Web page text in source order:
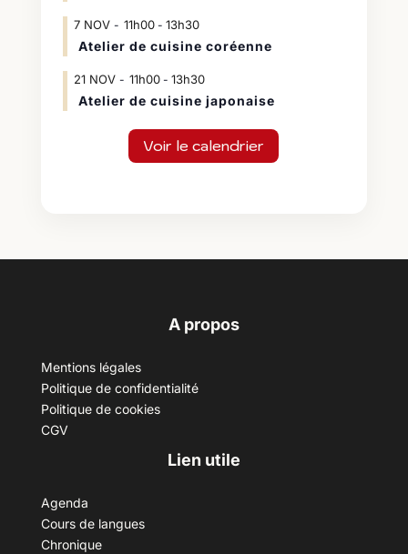
7 NOV 11h00- 13h30
Atelier de cuisine coréenne
21 NOV 11h00- 13h30
Atelier de cuisine japonaise
Voir le calendrier
A propos
Mentions légales
Politique de confidentialité
Politique de cookies
CGV
Lien utile
Agenda
Cours de langues
Chronique